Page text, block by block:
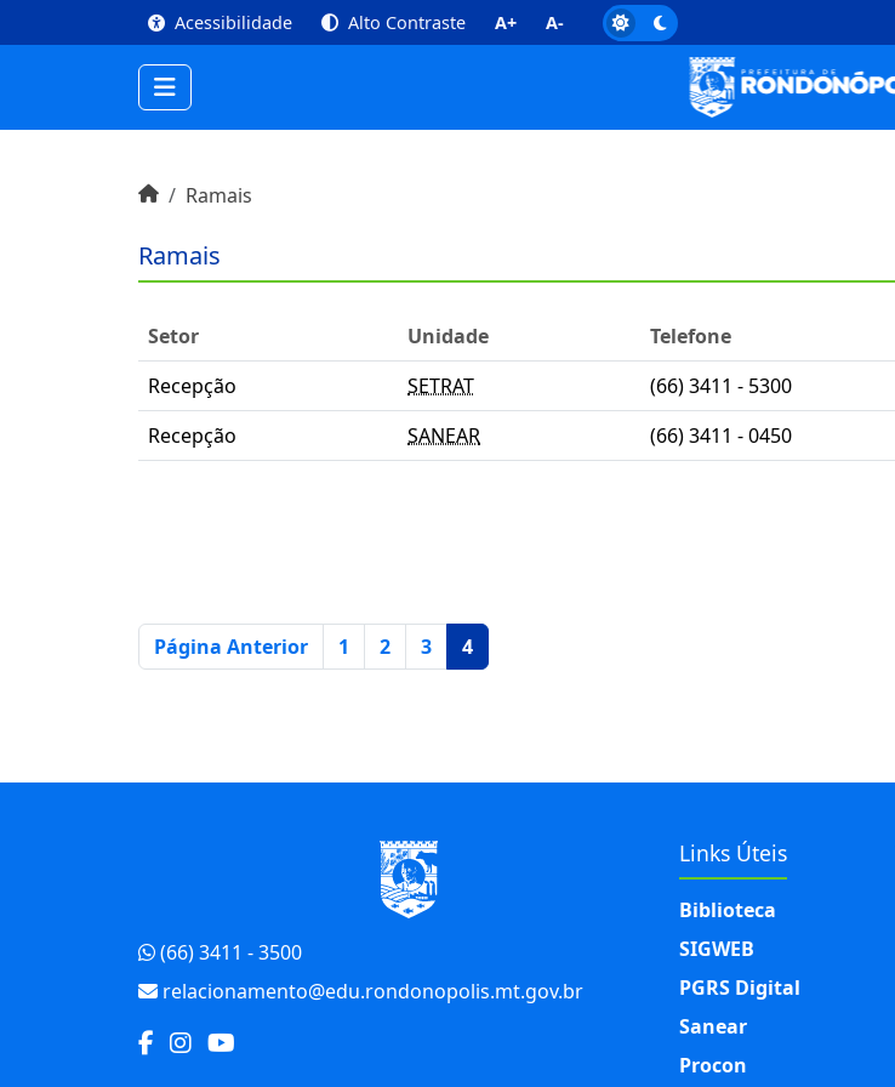
Conteúdo [1] Menu Principal [2] Busca [3] Rodapé [4]
Acessibilidade Alto Contraste A+ A-
Início do conteúdoInícioRamais
Ramais
Setor Unidade
Telefone
Recepção
SETRAT
(66) 3411 - 5300
Recepção
SANEAR (66) 3411 - 0450
Página Anterior 1 2 3 4Página atual
(66) 3411 - 3500
relacionamento@edu.rondonopolis.mt.gov.br
Links Úteis
Biblioteca
SIGWEB
PGRS Digital
Sanear
Procon